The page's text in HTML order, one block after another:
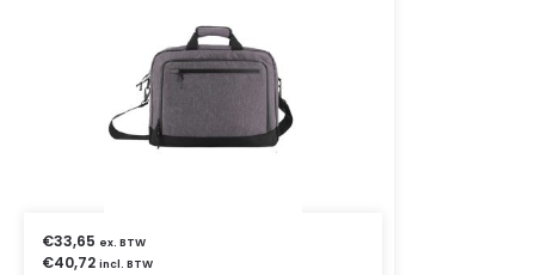
€33,65 ex. BTW
€40,72 incl. BTW